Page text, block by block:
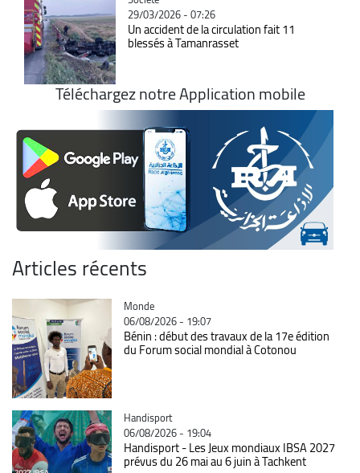
29/03/2026 - 07:26
Un accident de la circulation fait 11
blessés à Tamanrasset
Téléchargez notre Application mobile
Articles récents
Catégorie
Monde
06/08/2026 - 19:07
Bénin : début des travaux de la 17e édition
du Forum social mondial à Cotonou
Catégorie
Handisport
06/08/2026 - 19:04
Handisport - Les Jeux mondiaux IBSA 2027
prévus du 26 mai au 6 juin à Tachkent